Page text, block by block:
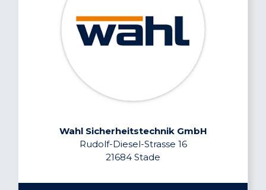
Wahl Sicherheitstechnik GmbH
Rudolf-Diesel-Strasse 16
21684 Stade